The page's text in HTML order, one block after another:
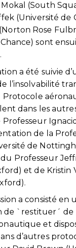
(South
(Université de
Rose
sont
a été suivie
l’insolvabilité
Protocole
dans les
Professeur
de la
de
Professeur
et de Kristin
a consisté en
de `restituer´ de
et
d’autres